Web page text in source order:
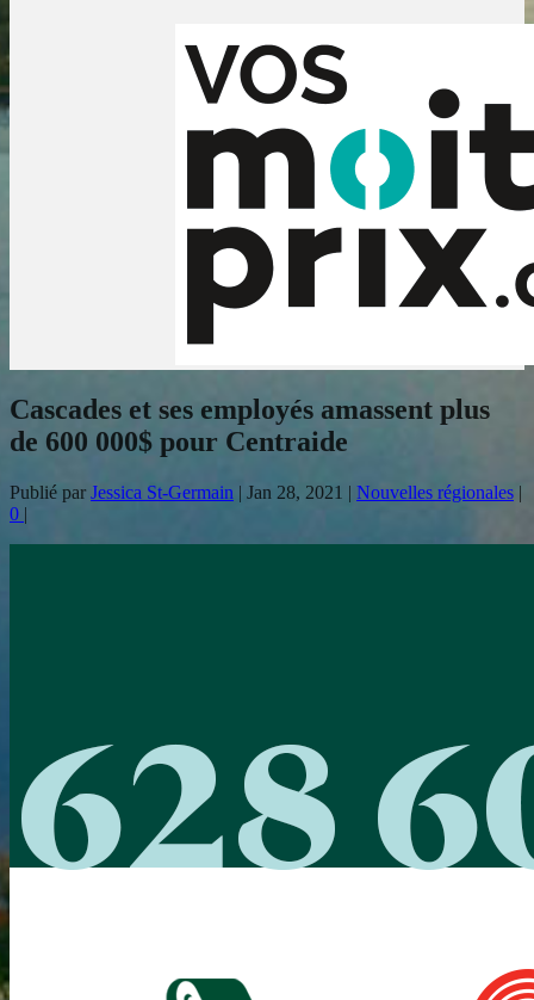
Cascades et ses employés amassent plus
de 600 000$ pour Centraide
Publié par Jessica St-Germain | Jan 28, 2021 | Nouvelles régionales |
0 |